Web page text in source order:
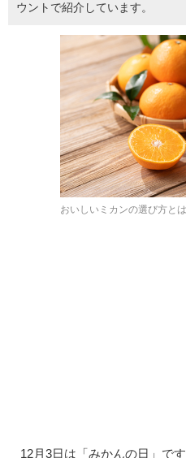
ウントで紹介しています。
おいしいミカンの選び方と
12月3日は「みかんの日」で